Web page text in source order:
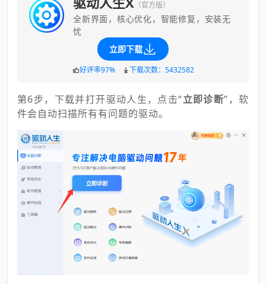
（官方版）
全新界面，核心优化，智能修复，安装无
忧
立即下载
好评率97% 下载次数：5432582
第6步，下载并打开驱动人生，点击“立即诊断”，软
件会自动扫描所有有问题的驱动。